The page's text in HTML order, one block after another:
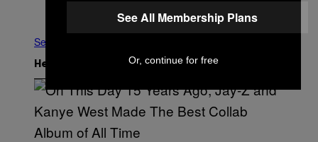
Ouder
See All
Het Laatste
See All Membership Plans
Or, continue for free